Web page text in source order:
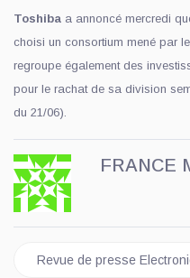
Toshiba a annoncé mercredi
choisi un consortium mené par
regroupe également des
pour le rachat de sa division
du 21/06).
FRANCE
Article précédent : Revue
Revue de presse